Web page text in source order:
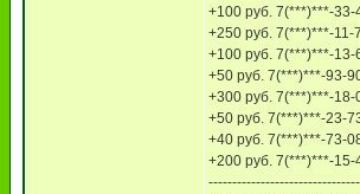
+100 руб. 7(***)***-33-
+250 руб. 7(***)***-11-
+100 руб. 7(***)***-13-
+50 руб. 7(***)***-93-
+300 руб. 7(***)***-18-
+50 руб. 7(***)***-23-
+40 руб. 7(***)***-73-
+200 руб. 7(***)***-15-